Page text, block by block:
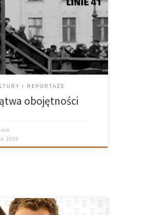
Łodzi mieściło się
ktoś chciał przejechać na drugą
z linii 41. Każdy, kto
tramwaj był świadkiem […]
REPORTAŻE
obojętności
2019